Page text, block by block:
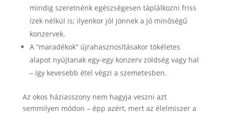
mindig szeretnénk egészségesen táplálkozni friss
ízek nélkül is; ilyenkor jól jönnek a jó minőségű
konzervek.
A “maradékok” újrahasznosításakor tökéletes
alapot nyújtanak egy-egy konzerv zöldség vagy hal
– így kevesebb étel végzi a szemetesben.
Az okos háziasszony nem hagyja veszni azt
semmilyen módon – épp azért, mert az élelmiszer a